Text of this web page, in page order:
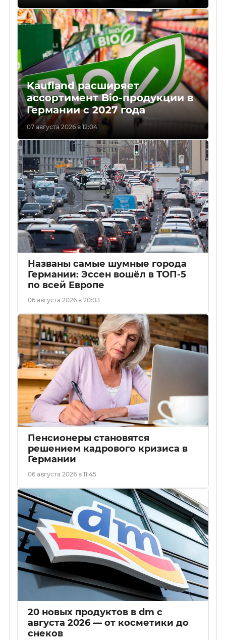
Kaufland расширяет
ассортимент Bio-продукции в
Германии с 2027 года
07 августа 2026 в 12:04
Названы самые шумные города
Германии: Эссен вошёл в ТОП-5
по всей Европе
06 августа 2026 в 20:03
Пенсионеры становятся
решением кадрового кризиса в
Германии
06 августа 2026 в 11:45
20 новых продуктов в dm с
августа 2026 — от косметики до
снеков